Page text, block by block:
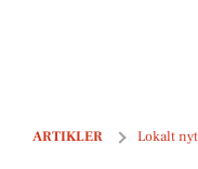
ARTIKLER Lokalt nyt
Lemvig-borgere har